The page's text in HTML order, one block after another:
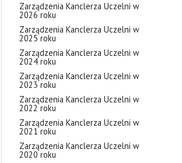
Zarządzenia Kanclerza Uczelni w
2026 roku
Zarządzenia Kanclerza Uczelni w
2025 roku
Zarządzenia Kanclerza Uczelni w
2024 roku
Zarządzenia Kanclerza Uczelni w
2023 roku
Zarządzenia Kanclerza Uczelni w
2022 roku
Zarządzenia Kanclerza Uczelni w
2021 roku
Zarządzenia Kanclerza Uczelni w
2020 roku